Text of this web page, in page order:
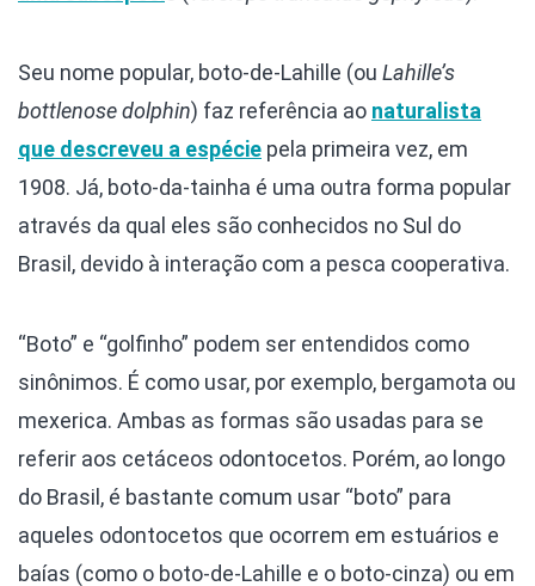
Seu nome popular, boto-de-Lahille (ou Lahille’s
bottlenose dolphin) faz referência ao naturalista
que descreveu a espécie pela primeira vez, em
1908. Já, boto-da-tainha é uma outra forma popular
através da qual eles são conhecidos no Sul do
Brasil, devido à interação com a pesca cooperativa.
“Boto” e “golfinho” podem ser entendidos como
sinônimos. É como usar, por exemplo, bergamota ou
mexerica. Ambas as formas são usadas para se
referir aos cetáceos odontocetos. Porém, ao longo
do Brasil, é bastante comum usar “boto” para
aqueles odontocetos que ocorrem em estuários e
baías (como o boto-de-Lahille e o boto-cinza) ou em